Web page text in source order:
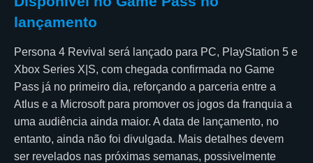
lançamento
Persona 4 Revival será lançado para PC, PlayStation 5 e
Xbox Series X|S, com chegada confirmada no Game
Pass já no primeiro dia, reforçando a parceria entre a
Atlus e a Microsoft para promover os jogos da franquia a
uma audiência ainda maior. A data de lançamento, no
entanto, ainda não foi divulgada. Mais detalhes devem
ser revelados nas próximas semanas, possivelmente